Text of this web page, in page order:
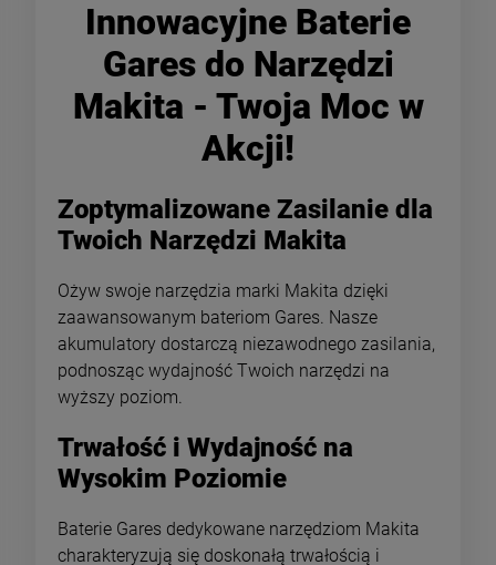
Innowacyjne Baterie
Gares do Narzędzi
Makita - Twoja Moc w
Akcji!
Zoptymalizowane Zasilanie dla
Twoich Narzędzi Makita
Ożyw swoje narzędzia marki Makita dzięki
zaawansowanym bateriom Gares. Nasze
akumulatory dostarczą niezawodnego zasilania,
podnosząc wydajność Twoich narzędzi na
wyższy poziom.
Trwałość i Wydajność na
Wysokim Poziomie
Baterie Gares dedykowane narzędziom Makita
charakteryzują się doskonałą trwałością i